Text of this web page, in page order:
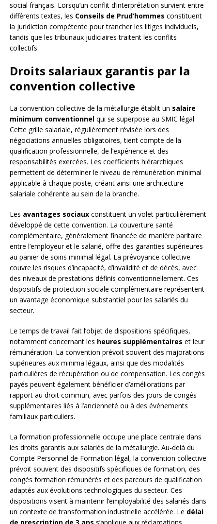
social français. Lorsqu’un conflit d’interprétation survient entre
différents textes, les Conseils de Prud’hommes constituent
la juridiction compétente pour trancher les litiges individuels,
tandis que les tribunaux judiciaires traitent les conflits
collectifs.
Droits salariaux garantis par la
convention collective
La convention collective de la métallurgie établit un salaire
minimum conventionnel qui se superpose au SMIC légal.
Cette grille salariale, régulièrement révisée lors des
négociations annuelles obligatoires, tient compte de la
qualification professionnelle, de l’expérience et des
responsabilités exercées. Les coefficients hiérarchiques
permettent de déterminer le niveau de rémunération minimal
applicable à chaque poste, créant ainsi une architecture
salariale cohérente au sein de la branche.
Les avantages sociaux constituent un volet particulièrement
développé de cette convention. La couverture santé
complémentaire, généralement financée de manière paritaire
entre l’employeur et le salarié, offre des garanties supérieures
au panier de soins minimal légal. La prévoyance collective
couvre les risques d’incapacité, d’invalidité et de décès, avec
des niveaux de prestations définis conventionnellement. Ces
dispositifs de protection sociale complémentaire représentent
un avantage économique substantiel pour les salariés du
secteur.
Le temps de travail fait l’objet de dispositions spécifiques,
notamment concernant les heures supplémentaires et leur
rémunération. La convention prévoit souvent des majorations
supérieures aux minima légaux, ainsi que des modalités
particulières de récupération ou de compensation. Les congés
payés peuvent également bénéficier d’améliorations par
rapport au droit commun, avec parfois des jours de congés
supplémentaires liés à l’ancienneté ou à des événements
familiaux particuliers.
La formation professionnelle occupe une place centrale dans
les droits garantis aux salariés de la métallurgie. Au-delà du
Compte Personnel de Formation légal, la convention collective
prévoit souvent des dispositifs spécifiques de formation, des
congés formation rémunérés et des parcours de qualification
adaptés aux évolutions technologiques du secteur. Ces
dispositions visent à maintenir l’employabilité des salariés dans
un contexte de transformation industrielle accélérée. Le délai